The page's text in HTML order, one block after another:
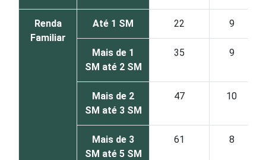
Renda
Familiar
Até 1 SM 22 9
Mais de 1
SM até 2 SM
35 9
Mais de 2
SM até 3 SM
47 10
Mais de 3
SM até 5 SM
61 8